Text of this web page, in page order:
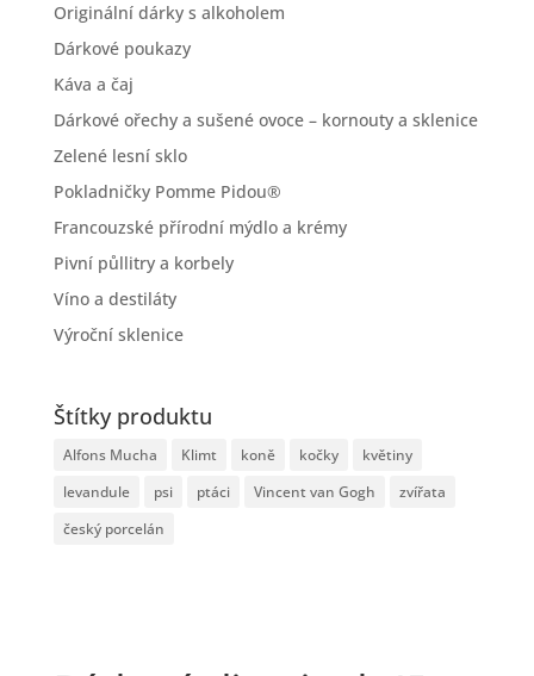
Originální dárky s alkoholem
Dárkové poukazy
Káva a čaj
Dárkové ořechy a sušené ovoce – kornouty a sklenice
Zelené lesní sklo
Pokladničky Pomme Pidou®
Francouzské přírodní mýdlo a krémy
Pivní půllitry a korbely
Víno a destiláty
Výroční sklenice
Štítky produktu
Alfons Mucha Klimt koně kočky
květiny
levandule
psi ptáci Vincent van Gogh
zvířata
český porcelán